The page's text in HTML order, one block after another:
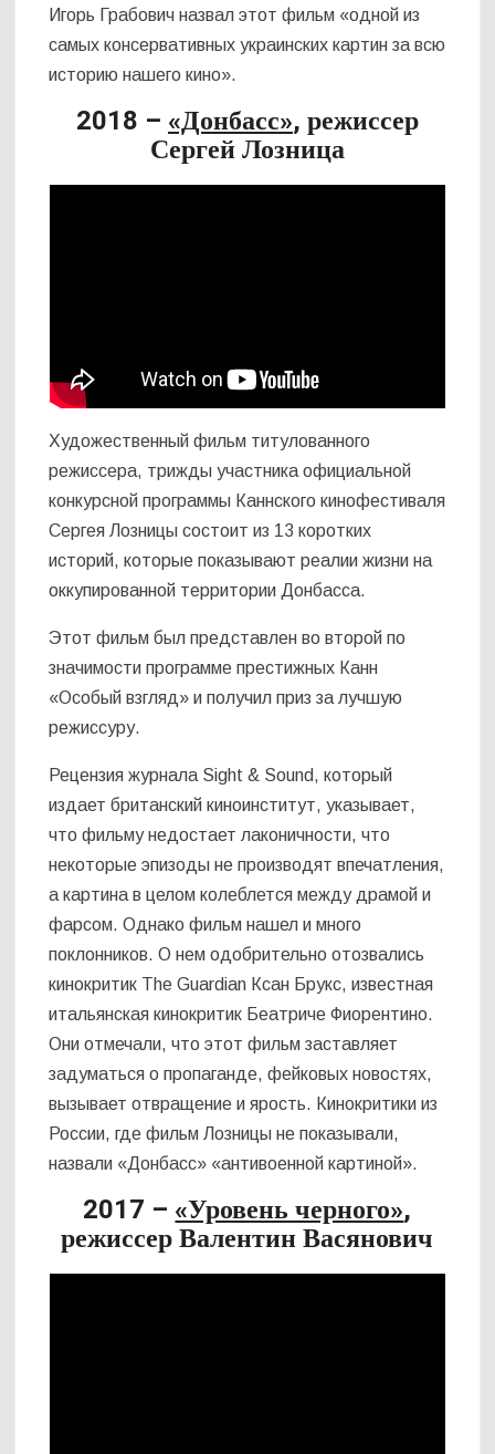
Игорь Грабович назвал этот фильм «одной из
самых консервативных украинских картин за всю
историю нашего кино».
2018 – «Донбасс», режиссер
Сергей Лозница
Художественный фильм титулованного
режиссера, трижды участника официальной
конкурсной программы Каннского кинофестиваля
Сергея Лозницы состоит из 13 коротких
историй, которые показывают реалии жизни на
оккупированной территории Донбасса.
Этот фильм был представлен во второй по
значимости программе престижных Канн
«Особый взгляд» и получил приз за лучшую
режиссуру.
Рецензия журнала Sight & Sound, который
издает британский киноинститут, указывает,
что фильму недостает лаконичности, что
некоторые эпизоды не производят впечатления,
а картина в целом колеблется между драмой и
фарсом. Однако фильм нашел и много
поклонников. О нем одобрительно отозвались
кинокритик The Guardian Ксан Брукс, известная
итальянская кинокритик Беатриче Фиорентино.
Они отмечали, что этот фильм заставляет
задуматься о пропаганде, фейковых новостях,
вызывает отвращение и ярость. Кинокритики из
России, где фильм Лозницы не показывали,
назвали «Донбасс» «антивоенной картиной».
2017 – «Уровень черного»,
режиссер Валентин Васянович